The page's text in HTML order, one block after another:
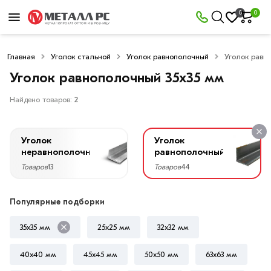
0 0
Главная Уголок стальной Уголок равнополочный Уголок
Уголок равнополочный 35х35 мм
Найдено товаров: 2
Уголок
неравнополочный
Товаров13
Уголок
равнополочный
Товаров44
Популярные подборки
35х35 мм 25х25 мм 32х32 мм
40х40 мм 45х45 мм 50х50 мм 63х63 мм
Фильтры
×
Со
скидкой
руб.
—
Ширина
35